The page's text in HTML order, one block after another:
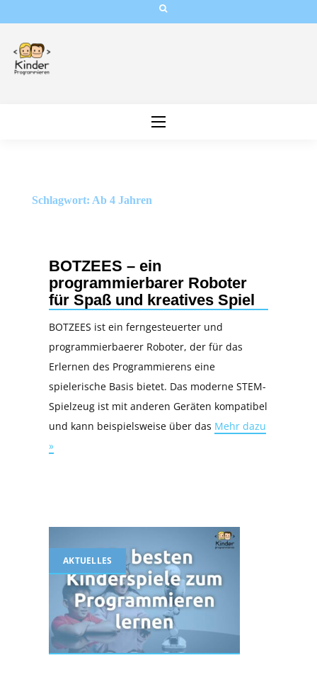
content
Schlagwort: Ab 4 Jahren
BOTZEES – ein
programmierbarer Roboter
für Spaß und kreatives Spiel
BOTZEES ist ein ferngesteuerter und
programmierbaerer Roboter, der für das
Erlernen des Programmierens eine
spielerische Basis bietet. Das moderne STEM-
Spielzeug ist mit anderen Geräten kompatibel
und kann beispielsweise über das Mehr dazu
»
AKTUELLES